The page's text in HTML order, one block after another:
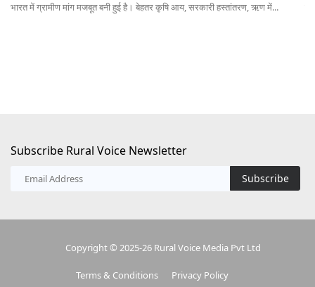
भारत में ग्रामीण मांग मजबूत बनी हुई है। बेहतर कृषि आय, सरकारी हस्तांतरण, ऋण में...
Subscribe Rural Voice Newsletter
Subscribe
Copyright © 2025-26 Rural Voice Media Pvt Ltd
Terms & Conditions Privacy Policy